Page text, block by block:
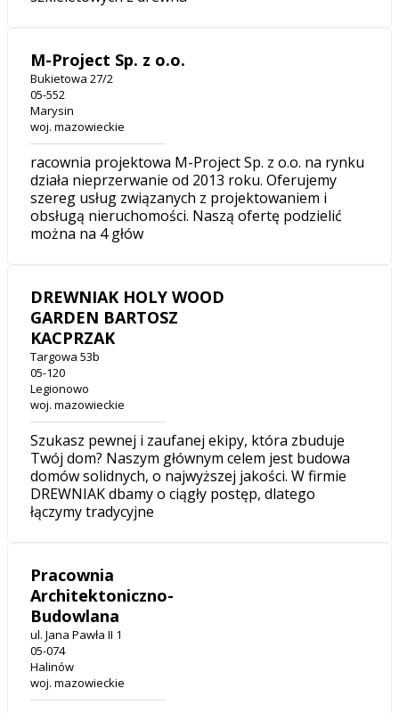
M-Project Sp. z o.o.
Bukietowa 27/2
05-552
Marysin
woj. mazowieckie
racownia projektowa M-Project Sp. z o.o. na rynku
działa nieprzerwanie od 2013 roku. Oferujemy
szereg usług związanych z projektowaniem i
obsługą nieruchomości. Naszą ofertę podzielić
można na 4 głów
DREWNIAK HOLY WOOD
GARDEN BARTOSZ
KACPRZAK
Targowa 53b
05-120
Legionowo
woj. mazowieckie
Szukasz pewnej i zaufanej ekipy, która zbuduje
Twój dom? Naszym głównym celem jest budowa
domów solidnych, o najwyższej jakości. W firmie
DREWNIAK dbamy o ciągły postęp, dlatego
łączymy tradycyjne
Pracownia
Architektoniczno-
Budowlana
ul. Jana Pawła II 1
05-074
Halinów
woj. mazowieckie